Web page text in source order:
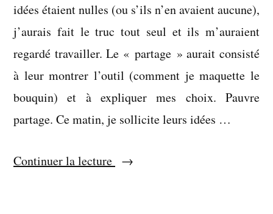
idées étaient nulles (ou s’ils n’en avaient aucune),
j’aurais fait le truc tout seul et ils m’auraient
regardé travailler. Le « partage » aurait consisté
à leur montrer l’outil (comment je maquette le
bouquin) et à expliquer mes choix. Pauvre
partage. Ce matin, je sollicite leurs idées …
Continuer la lecture « La